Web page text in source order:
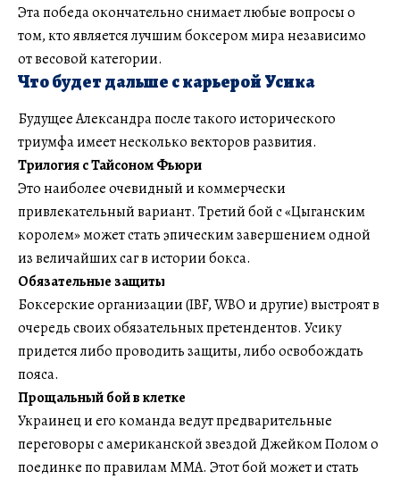
Эта победа окончательно снимает любые вопросы о
том, кто является лучшим боксером мира независимо
от весовой категории.
Что будет дальше с карьерой Усика
Будущее Александра после такого исторического
триумфа имеет несколько векторов развития.
Трилогия с Тайсоном Фьюри
Это наиболее очевидный и коммерчески
привлекательный вариант. Третий бой с «Цыганским
королем» может стать эпическим завершением одной
из величайших саг в истории бокса.
Обязательные защиты
Боксерские организации (IBF, WBO и другие) выстроят в
очередь своих обязательных претендентов. Усику
придется либо проводить защиты, либо освобождать
пояса.
Прощальный бой в клетке
Украинец и его команда ведут предварительные
переговоры с американской звездой Джейком Полом о
поединке по правилам ММА. Этот бой может и стать